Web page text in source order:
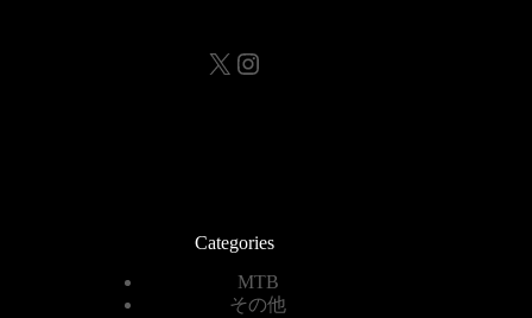
X Instagram
Categories
MTB
その他